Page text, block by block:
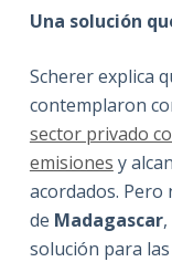
Una solución
Scherer explica
contemplaron
sector privado
emisiones y
acordados. Pero
de Madagascar
solución para